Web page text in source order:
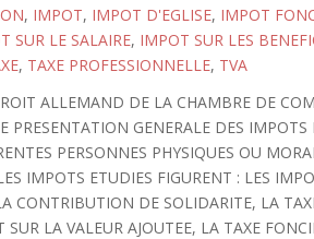
, IMPOT, IMPOT D'EGLISE, IMPOT
SUR LE SALAIRE, IMPOT SUR LES
, TAXE PROFESSIONNELLE, TVA
ALLEMAND DE LA CHAMBRE DE
GENERALE DES IMPOTS
PERSONNES PHYSIQUES OU
IMPOTS ETUDIES FIGURENT : LES
CONTRIBUTION DE SOLIDARITE, LA
LA VALEUR AJOUTEE, LA TAXE